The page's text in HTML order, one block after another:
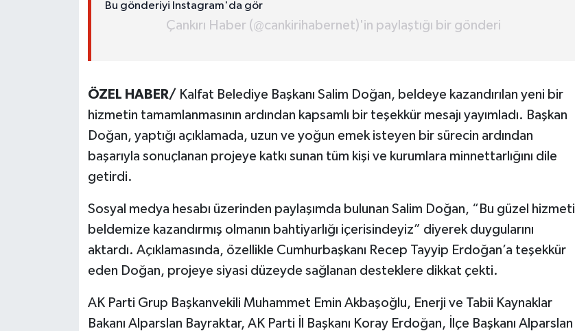
Bu gönderiyi Instagram'da gör
Çankırı Haber (@cankirihabernet)'in paylaştığı bir gönderi
ÖZEL HABER/ Kalfat Belediye Başkanı Salim Doğan, beldeye kazandırılan yeni bir
hizmetin tamamlanmasının ardından kapsamlı bir teşekkür mesajı yayımladı. Başkan
Doğan, yaptığı açıklamada, uzun ve yoğun emek isteyen bir sürecin ardından
başarıyla sonuçlanan projeye katkı sunan tüm kişi ve kurumlara minnettarlığını dile
getirdi.
Sosyal medya hesabı üzerinden paylaşımda bulunan Salim Doğan, “Bu güzel hizmeti
beldemize kazandırmış olmanın bahtiyarlığı içerisindeyiz” diyerek duygularını
aktardı. Açıklamasında, özellikle Cumhurbaşkanı Recep Tayyip Erdoğan’a teşekkür
eden Doğan, projeye siyasi düzeyde sağlanan desteklere dikkat çekti.
AK Parti Grup Başkanvekili Muhammet Emin Akbaşoğlu, Enerji ve Tabii Kaynaklar
Bakanı Alparslan Bayraktar, AK Parti İl Başkanı Koray Erdoğan, İlçe Başkanı Alparslan